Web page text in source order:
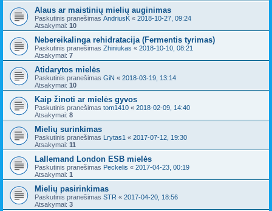
Alaus ar maistinių mielių auginimas
Paskutinis pranešimas AndriusK « 2018-10-27, 09:24
Atsakymai: 10
Nebereikalinga rehidratacija (Fermentis tyrimas)
Paskutinis pranešimas Zhiniukas « 2018-10-10, 08:21
Atsakymai: 7
Atidarytos mielės
Paskutinis pranešimas GiN « 2018-03-19, 13:14
Atsakymai: 10
Kaip žinoti ar mielės gyvos
Paskutinis pranešimas tom1410 « 2018-02-09, 14:40
Atsakymai: 8
Mielių surinkimas
Paskutinis pranešimas Lrytas1 « 2017-07-12, 19:30
Atsakymai: 11
Lallemand London ESB mielės
Paskutinis pranešimas Peckelis « 2017-04-23, 00:19
Atsakymai: 1
Mielių pasirinkimas
Paskutinis pranešimas STR « 2017-04-20, 18:56
Atsakymai: 3